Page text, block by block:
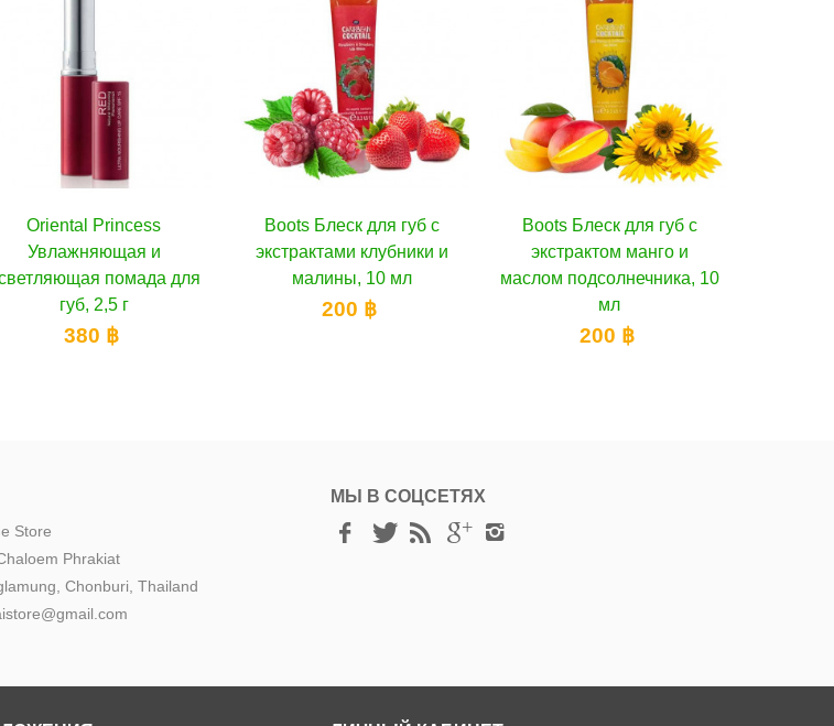
В корзину
Boots Блеск для губ с
экстрактами клубники и
малины, 10 мл
200 ฿
В корзину
Boots Блеск для губ с
экстрактом манго и
маслом подсолнечника, 10
мл
В корзину
Oriental Princess
Глянцевый блеск для губ,
20 г
400 ฿
Store
Phrakiat
Chonburi, Thailand
МЫ В СОЦСЕТЯХ